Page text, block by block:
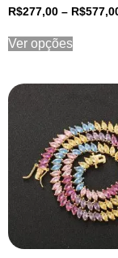
R$277,00 – R$
Ver opções